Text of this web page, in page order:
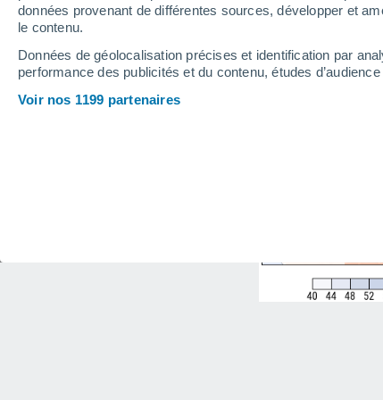
données provenant de différentes sources, développer et
le contenu.
Données de géolocalisation précises et identification par
performance des publicités et du contenu, études
Voir nos 1199 partenaires